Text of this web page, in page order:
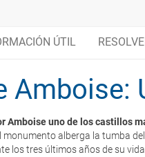
ÚTIL
Amboise:
Amboise uno de los castillos
monumento alberga la tumba
los tres últimos años de su
será enviada por mail en el